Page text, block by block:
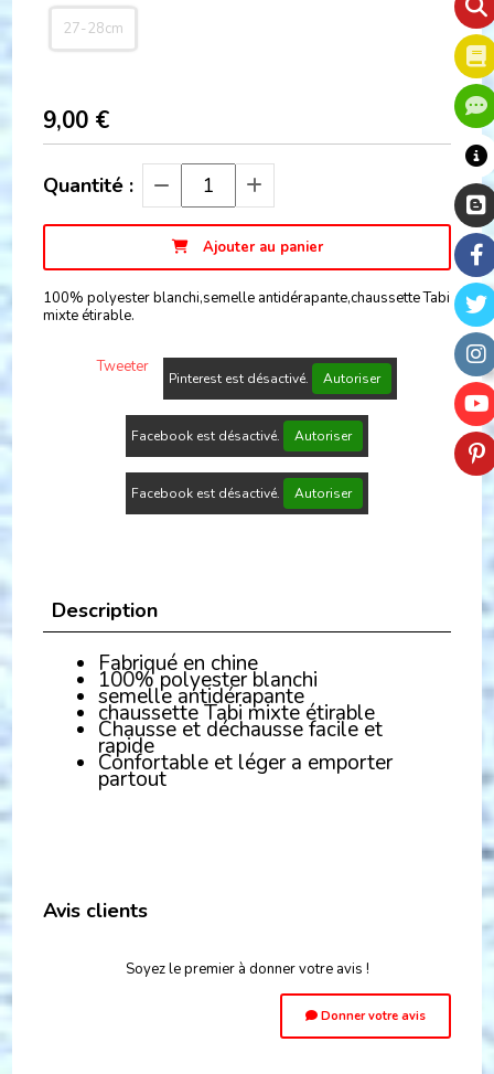
27-28cm
9,00 €
Quantité :
Ajouter au panier
100% polyester blanchi,semelle antidérapante,chaussette Tabi
mixte étirable.
Tweeter
Pinterest est désactivé. Autoriser
Facebook est désactivé. Autoriser
Facebook est désactivé. Autoriser
Description
Fabriqué en chine
100% polyester blanchi
semelle antidérapante
chaussette Tabi mixte étirable
Chausse et déchausse facile et
rapide
Confortable et léger a emporter
partout
Avis clients
Soyez le premier à donner votre avis !
Donner votre avis